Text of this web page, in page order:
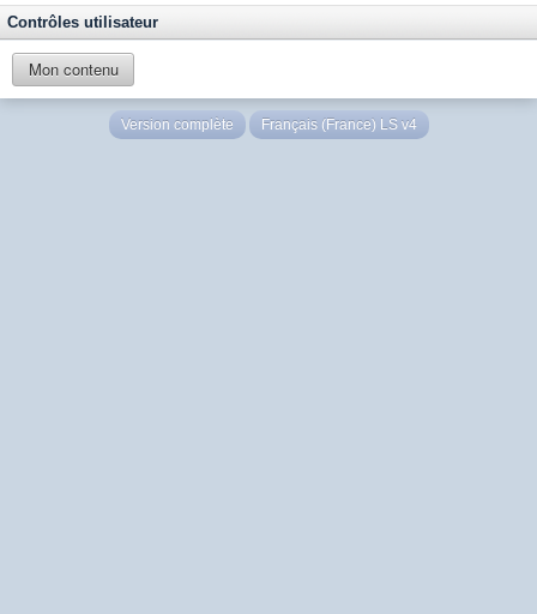
Contrôles utilisateur
Mon contenu
Version complète Français (France) LS v4